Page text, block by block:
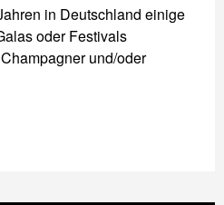
in Deutschland einige
oder Festivals
und/oder